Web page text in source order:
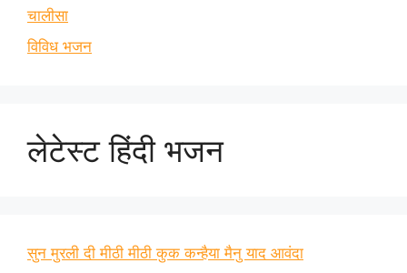
चालीसा
विविध भजन
लेटेस्ट हिंदी भजन
सुन मुरली दी मीठी मीठी कुक कन्हैया मैनु याद आवंदा